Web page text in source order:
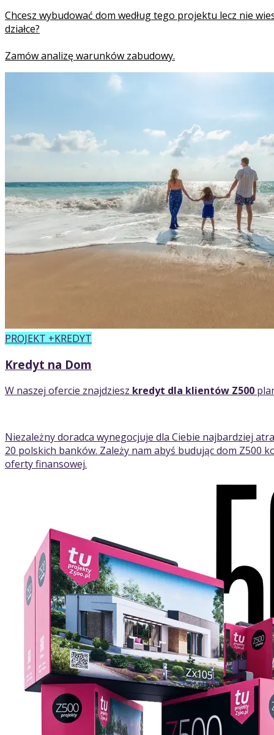
Chcesz wybudować dom według tego projektu lecz nie
działce?
Zamów analizę warunków zabudowy.
PROJEKT +KREDYT
Kredyt na Dom
W naszej ofercie znajdziesz kredyt dla klientów Z500
Niezależny doradca wynegocjuje dla Ciebie najbardziej
20 polskich banków. Zależy nam abyś budując dom Z500
oferty finansowej.